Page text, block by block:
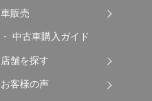
車販売
中古車購入ガイド
店舗を探す
お客様の声